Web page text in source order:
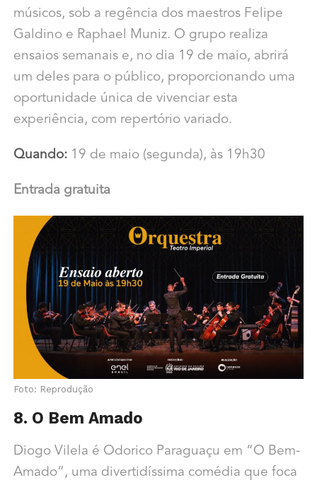
músicos, sob a regência dos maestros Felipe
Galdino e Raphael Muniz. O grupo realiza
ensaios semanais e, no dia 19 de maio, abrirá
um deles para o público, proporcionando uma
oportunidade única de vivenciar esta
experiência, com repertório variado.
Quando:19 de maio (segunda), às 19h30
Entrada gratuita
Foto: Reprodução
8. O Bem Amado
Diogo Vilela é Odorico Paraguaçu em “O Bem-
Amado”, uma divertidíssima comédia que foca